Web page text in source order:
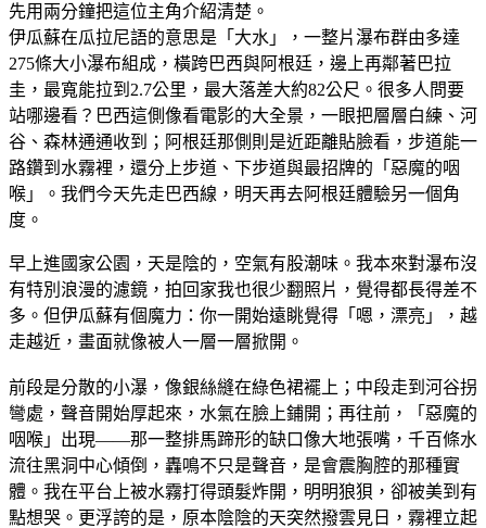
先用兩分鐘把這位主角介紹清楚。
伊瓜蘇在瓜拉尼語的意思是「大水」，一整片瀑布群由多達
275條大小瀑布組成，橫跨巴西與阿根廷，邊上再鄰著巴拉
圭，最寬能拉到2.7公里，最大落差大約82公尺。很多人問要
站哪邊看？巴西這側像看電影的大全景，一眼把層層白練、河
谷、森林通通收到；阿根廷那側則是近距離貼臉看，步道能一
路鑽到水霧裡，還分上步道、下步道與最招牌的「惡魔的咽
喉」。我們今天先走巴西線，明天再去阿根廷體驗另一個角
度。
早上進國家公園，天是陰的，空氣有股潮味。我本來對瀑布沒
有特別浪漫的濾鏡，拍回家我也很少翻照片，覺得都長得差不
多。但伊瓜蘇有個魔力：你一開始遠眺覺得「嗯，漂亮」，越
走越近，畫面就像被人一層一層掀開。
前段是分散的小瀑，像銀絲縫在綠色裙襬上；中段走到河谷拐
彎處，聲音開始厚起來，水氣在臉上鋪開；再往前，「惡魔的
咽喉」出現——那一整排馬蹄形的缺口像大地張嘴，千百條水
流往黑洞中心傾倒，轟鳴不只是聲音，是會震胸腔的那種實
體。我在平台上被水霧打得頭髮炸開，明明狼狽，卻被美到有
點想哭。更浮誇的是，原本陰陰的天突然撥雲見日，霧裡立起